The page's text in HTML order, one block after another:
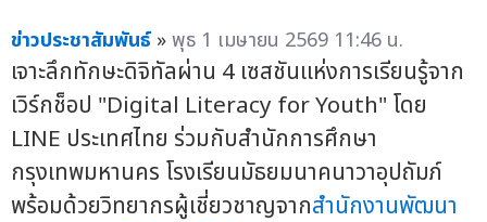
ข่าวประชาสัมพันธ์ »พุธ 1 เมษายน 2569 11:46 น.
เจาะลึกทักษะดิจิทัลผ่าน 4 เซสชันแห่งการเรียนรู้จาก
เวิร์กช็อป "Digital Literacy for Youth" โดย
LINE ประเทศไทย ร่วมกับสำนักการศึกษา
กรุงเทพมหานคร โรงเรียนมัธยมนาคนาวาอุปถัมภ์
พร้อมด้วยวิทยากรผู้เชี่ยวชาญจากสำนักงานพัฒนา